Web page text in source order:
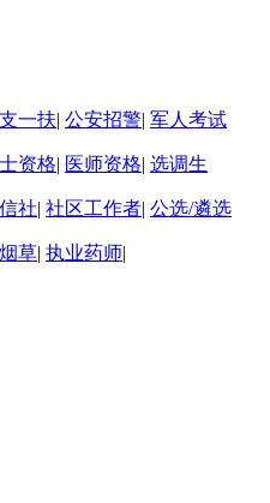
一扶| 公安招警| 军人考试
资格| 医师资格| 选调生
社| 社区工作者| 公选/遴选
草| 执业药师|